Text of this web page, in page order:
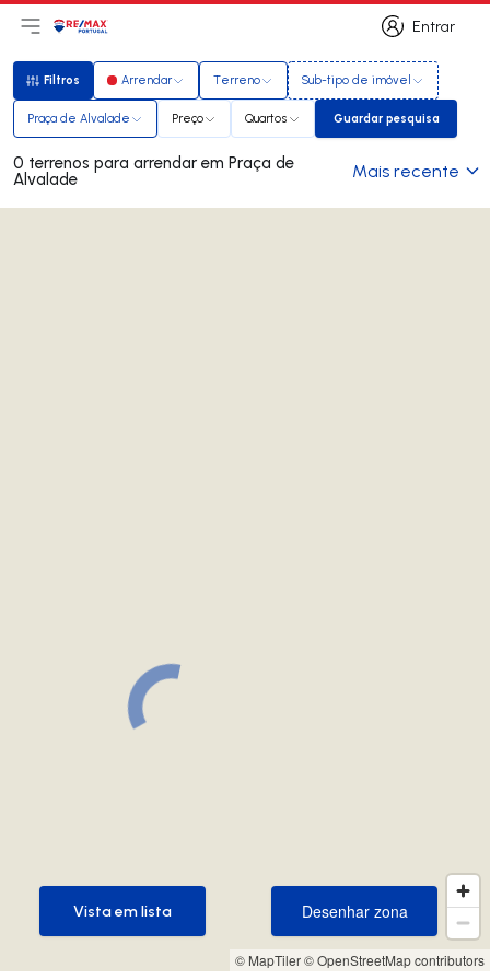
Entrar
Entrar
Abri menu principal
LogoIr para página inicial
Filtros
Filtros Arrendar Terreno Sub-tipo de imóvel
Praça de Alvalade Preço Quartos Guardar pesquisa
Guardar pesquisa
0 terrenos para arrendar em Praça de
Alvalade Mais recente
© MapTiler© OpenStreetMap contributors
Desenhar zona
Desenhar zona
Vista em lista
Vista em lista